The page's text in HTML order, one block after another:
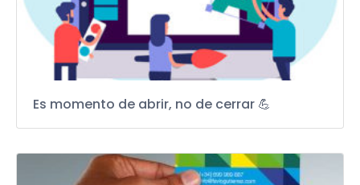
Es momento de abrir, no de cerrar 💪